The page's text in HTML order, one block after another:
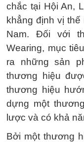
chắc tại Hội An,
khẳng định vị
Nam. Đối với
Wearing, mục
ra những sản
thương hiệu
thương hiệu
dựng một
lược và có khả
Bởi một thương